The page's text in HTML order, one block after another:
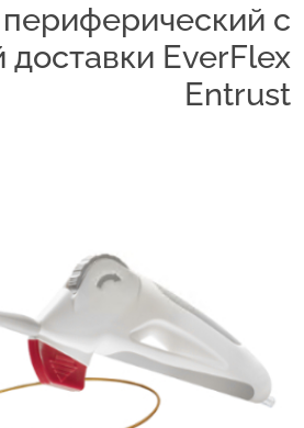
с
доставки EverFlex
Entrust